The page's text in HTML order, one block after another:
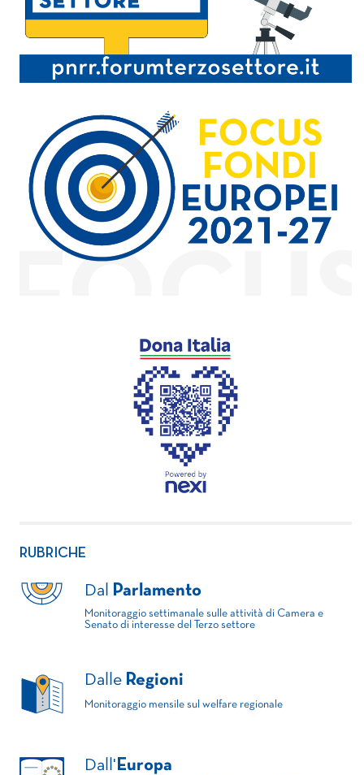
RUBRICHE
Dal Parlamento
Monitoraggio settimanale sulle attività di Camera e
Senato di interesse del Terzo settore
Dalle Regioni
Monitoraggio mensile sul welfare regionale
Dall' Europa